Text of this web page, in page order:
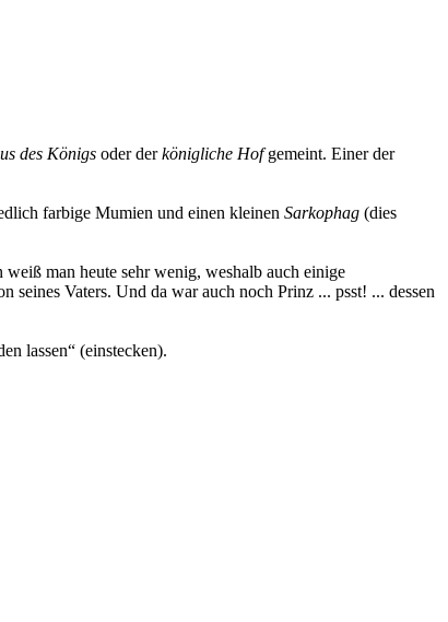
des Königs oder derkönigliche Hofgemeint. Einer der
farbige Mumien und einen kleinen Sarkophag (dies
man heute sehr wenig, weshalb auch einige
Vaters. Und da war auch noch Prinz ... psst! ... dessen
lassen“ (einstecken).